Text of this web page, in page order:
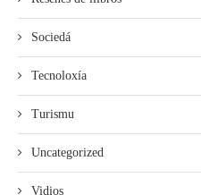
Sociedá
Tecnoloxía
Turismu
Uncategorized
Vidios